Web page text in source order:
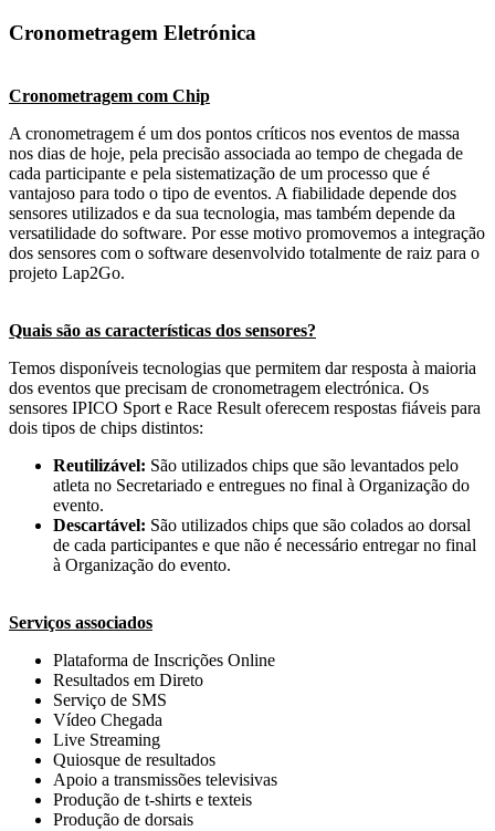
Cronometragem Eletrónica
Cronometragem com Chip
A cronometragem é um dos pontos críticos nos eventos de massa
nos dias de hoje, pela precisão associada ao tempo de chegada de
cada participante e pela sistematização de um processo que é
vantajoso para todo o tipo de eventos. A fiabilidade depende dos
sensores utilizados e da sua tecnologia, mas também depende da
versatilidade do software. Por esse motivo promovemos a integração
dos sensores com o software desenvolvido totalmente de raiz para o
projeto Lap2Go.
Quais são as características dos sensores?
Temos disponíveis tecnologias que permitem dar resposta à maioria
dos eventos que precisam de cronometragem electrónica. Os
sensores IPICO Sport e Race Result oferecem respostas fiáveis para
dois tipos de chips distintos:
Reutilizável: São utilizados chips que são levantados pelo
atleta no Secretariado e entregues no final à Organização do
evento.
Descartável: São utilizados chips que são colados ao dorsal
de cada participantes e que não é necessário entregar no final
à Organização do evento.
Serviços associados
Plataforma de Inscrições Online
Resultados em Direto
Serviço de SMS
Vídeo Chegada
Live Streaming
Quiosque de resultados
Apoio a transmissões televisivas
Produção de t-shirts e texteis
Produção de dorsais